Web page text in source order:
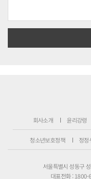
회사소개 윤리강령
청소년보호정책 정정
서울특별시 성동구
대표전화 : 1800-